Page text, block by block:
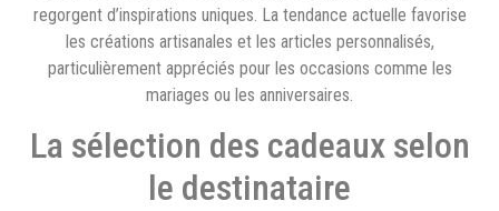
regorgent d’inspirations uniques. La tendance actuelle favorise
les créations artisanales et les articles personnalisés,
particulièrement appréciés pour les occasions comme les
mariages ou les anniversaires.
La sélection des cadeaux selon
le destinataire